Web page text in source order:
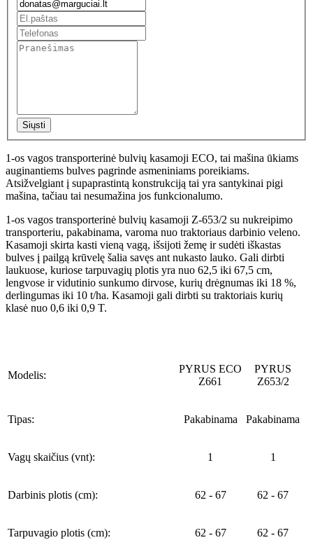
Siųsti
1-os vagos transporterinė bulvių kasamoji ECO, tai mašina ūkiams
auginantiems bulves pagrinde asmeniniams poreikiams.
Atsižvelgiant į supaprastintą konstrukciją tai yra santykinai pigi
mašina, tačiau tai nesumažina jos funkcionalumo.
1-os vagos transporterinė bulvių kasamoji Z-653/2 su nukreipimo
transporteriu, pakabinama, varoma nuo traktoriaus darbinio veleno.
Kasamoji skirta kasti vieną vagą, išsijoti žemę ir sudėti iškastas
bulves į pailgą krūvelę šalia savęs ant nukasto lauko. Gali dirbti
laukuose, kuriose tarpuvagių plotis yra nuo 62,5 iki 67,5 cm,
lengvose ir vidutinio sunkumo dirvose, kurių drėgnumas iki 18 %,
derlingumas iki 10 t/ha. Kasamoji gali dirbti su traktoriais kurių
klasė nuo 0,6 iki 0,9 T.
Modelis:
PYRUS ECO
Z661
PYRUS
Z653/2
Tipas: Pakabinama Pakabinama
Vagų skaičius (vnt): 1 1
Darbinis plotis (cm): 62 - 67 62 - 67
Tarpuvagio plotis (cm): 62 - 67 62 - 67